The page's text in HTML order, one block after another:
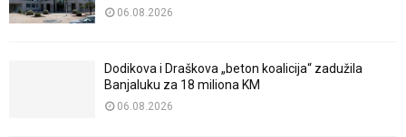
06.08.2026
Dodikova i Draškova „beton koalicija“ zadužila
Banjaluku za 18 miliona KM
06.08.2026